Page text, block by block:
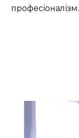
професіоналізм.